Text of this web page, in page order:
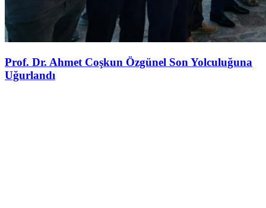
Prof. Dr. Ahmet Coşkun Özgünel Son Yolculuğuna
Uğurlandı